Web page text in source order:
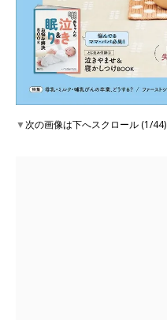
▼次の画像は下へスクロール (1/44)